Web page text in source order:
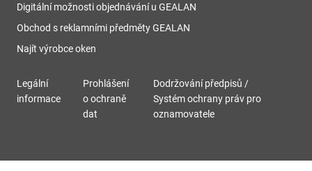
Digitální možnosti objednávání u GEALAN
Obchod s reklamními předměty GEALAN
Najít výrobce oken
Legální
informace
Prohlášení
o ochraně
dat
Dodržování předpisů /
Systém ochrany práv pro
oznamovatele